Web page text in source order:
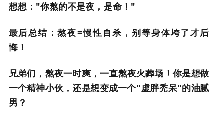
想想："你熬的不是夜，是命！"
最后总结：熬夜=慢性自杀，别等身体垮了才后
悔！
兄弟们，熬夜一时爽，一直熬夜火葬场！你是想做
一个精神小伙，还是想变成一个"虚胖秃呆"的油腻
男？